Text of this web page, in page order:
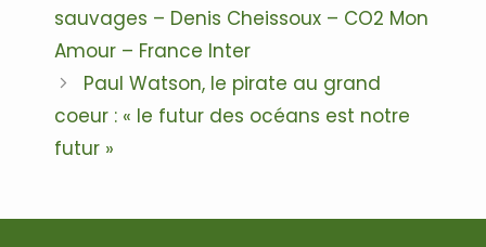
sauvages – Denis Cheissoux – CO2 Mon
Amour – France Inter
Paul Watson, le pirate au grand
coeur : « le futur des océans est notre
futur »